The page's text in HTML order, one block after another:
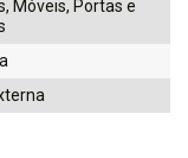
Móveis, Portas e